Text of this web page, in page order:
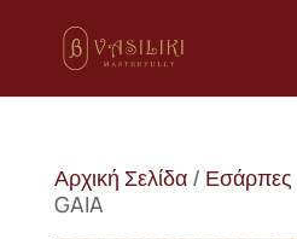
Αρχική Σελίδα/ Εσάρπες
GAIA